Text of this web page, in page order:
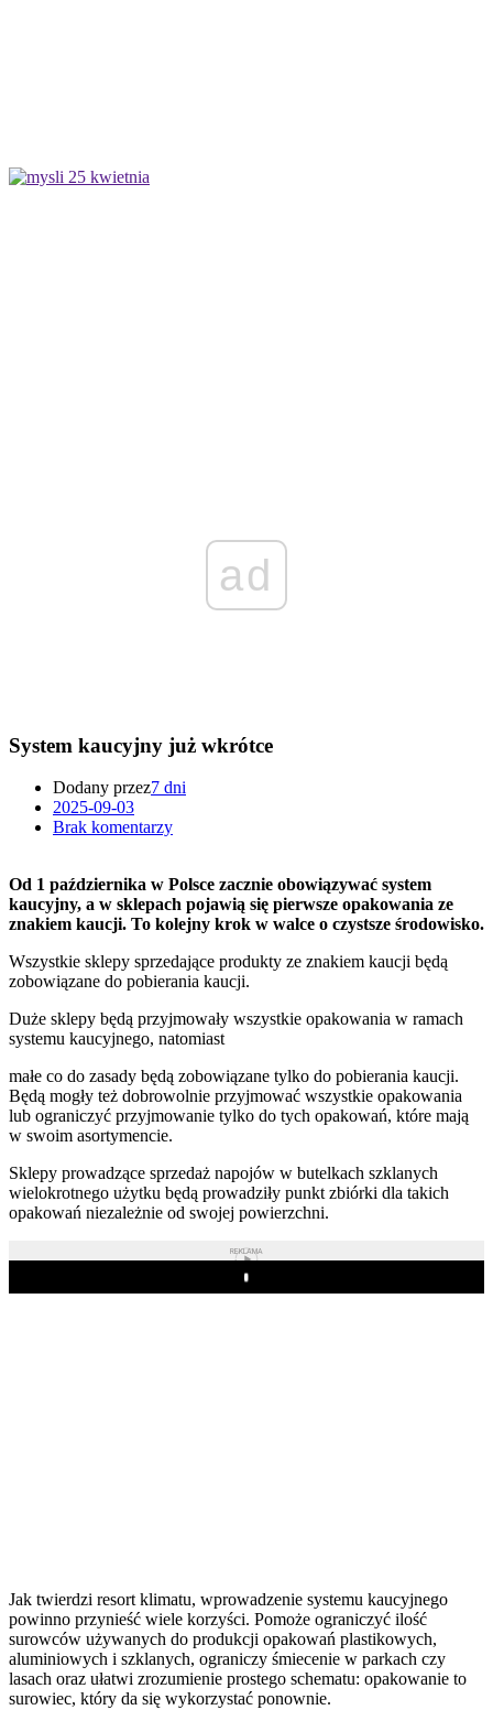
ad
System kaucyjny już wkrótce
Dodany przez7 dni
2025-09-03
Brak komentarzy
Od 1 października w Polsce zacznie obowiązywać system
kaucyjny, a w sklepach pojawią się pierwsze opakowania ze
znakiem kaucji. To kolejny krok w walce o czystsze środowisko.
Wszystkie sklepy sprzedające produkty ze znakiem kaucji będą
zobowiązane do pobierania kaucji.
Duże sklepy będą przyjmowały wszystkie opakowania w ramach
systemu kaucyjnego, natomiast
małe co do zasady będą zobowiązane tylko do pobierania kaucji.
Będą mogły też dobrowolnie przyjmować wszystkie opakowania
lub ograniczyć przyjmowanie tylko do tych opakowań, które mają
w swoim asortymencie.
Sklepy prowadzące sprzedaż napojów w butelkach szklanych
wielokrotnego użytku będą prowadziły punkt zbiórki dla takich
opakowań niezależnie od swojej powierzchni.
REKLAMA
Play
Jak twierdzi resort klimatu, wprowadzenie systemu kaucyjnego
powinno przynieść wiele korzyści. Pomoże ograniczyć ilość
surowców używanych do produkcji opakowań plastikowych,
aluminiowych i szklanych, ograniczy śmiecenie w parkach czy
lasach oraz ułatwi zrozumienie prostego schematu: opakowanie to
surowiec, który da się wykorzystać ponownie.